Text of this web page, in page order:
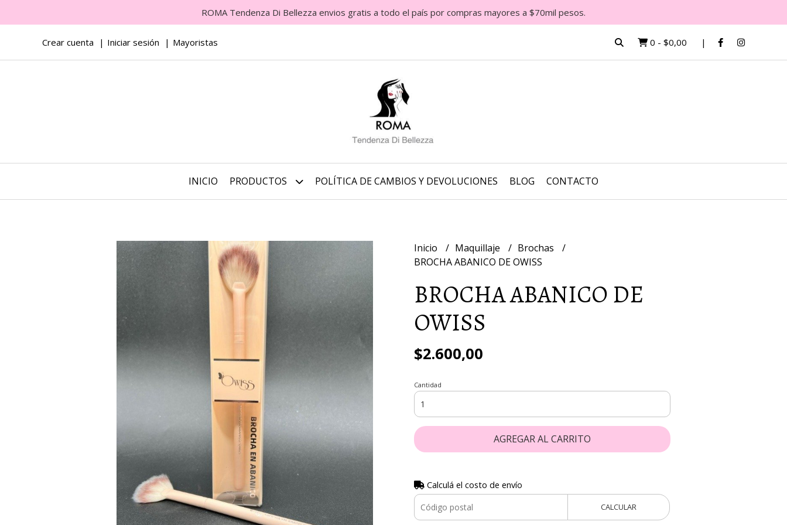
ROMA Tendenza Di Bellezza envios gratis a todo el país por compras mayores a $70mil pesos.
Crear cuenta Iniciar sesión Mayoristas 0 - $0,00
INICIO PRODUCTOS POLÍTICA DE CAMBIOS Y DEVOLUCIONES BLOG CONTACTO
Inicio Maquillaje
Brochas
BROCHA ABANICO DE OWISS
BROCHA ABANICO DE
OWISS
$2.600,00
Cantidad
AGREGAR AL CARRITO
Calculá el costo de envío
CALCULAR